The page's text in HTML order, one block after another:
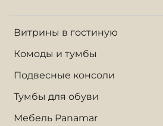
Витрины в гостиную
Комоды и тумбы
Подвесные консоли
Тумбы для обуви
Мебель Panamar